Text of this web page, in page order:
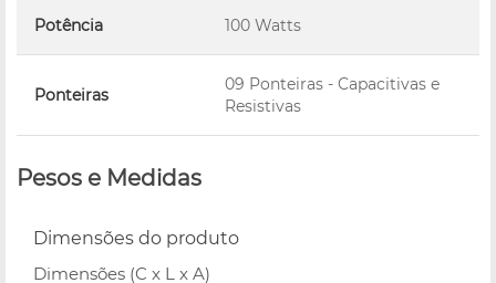
Potência 100 Watts
Ponteiras
09 Ponteiras - Capacitivas e
Resistivas
Pesos e Medidas
Dimensões do produto
Dimensões (C x L x A)